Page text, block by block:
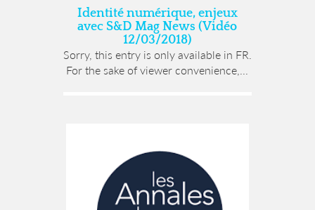
Identité numérique, enjeux
avec S&D Mag News (Vidéo
12/03/2018)
Sorry, this entry is only available in FR.
For the sake of viewer convenience,...